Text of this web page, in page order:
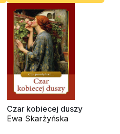
Czar kobiecej duszy
Ewa Skarżyńska